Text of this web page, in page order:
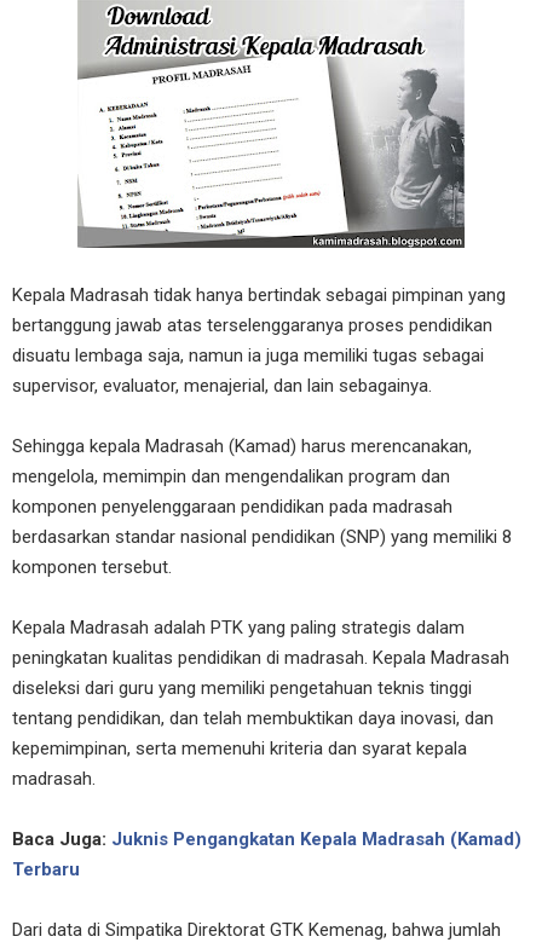
Kepala Madrasah tidak hanya bertindak sebagai pimpinan yang
bertanggung jawab atas terselenggaranya proses pendidikan
disuatu lembaga saja, namun ia juga memiliki tugas sebagai
supervisor, evaluator, menajerial, dan lain sebagainya.
Sehingga kepala Madrasah (Kamad) harus merencanakan,
mengelola, memimpin dan mengendalikan program dan
komponen penyelenggaraan pendidikan pada madrasah
berdasarkan standar nasional pendidikan (SNP) yang memiliki 8
komponen tersebut.
Kepala Madrasah adalah PTK yang paling strategis dalam
peningkatan kualitas pendidikan di madrasah. Kepala Madrasah
diseleksi dari guru yang memiliki pengetahuan teknis tinggi
tentang pendidikan, dan telah membuktikan daya inovasi, dan
kepemimpinan, serta memenuhi kriteria dan syarat kepala
madrasah.
Baca Juga: Juknis Pengangkatan Kepala Madrasah (Kamad)
Terbaru
Dari data di Simpatika Direktorat GTK Kemenag, bahwa jumlah